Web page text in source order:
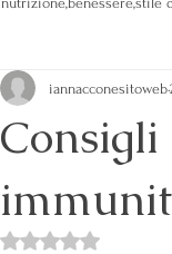
iannacconesitoweb
Valutazione NaN